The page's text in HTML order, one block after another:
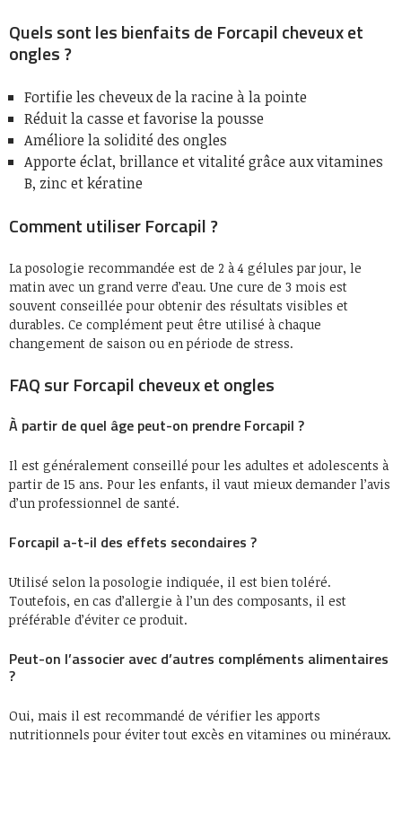
Quels sont les bienfaits de Forcapil cheveux et
ongles ?
Fortifie les cheveux de la racine à la pointe
Réduit la casse et favorise la pousse
Améliore la solidité des ongles
Apporte éclat, brillance et vitalité grâce aux vitamines
B, zinc et kératine
Comment utiliser Forcapil ?
La posologie recommandée est de 2 à 4 gélules par jour, le
matin avec un grand verre d’eau. Une cure de 3 mois est
souvent conseillée pour obtenir des résultats visibles et
durables. Ce complément peut être utilisé à chaque
changement de saison ou en période de stress.
FAQ sur Forcapil cheveux et ongles
À partir de quel âge peut-on prendre Forcapil ?
Il est généralement conseillé pour les adultes et adolescents à
partir de 15 ans. Pour les enfants, il vaut mieux demander l’avis
d’un professionnel de santé.
Forcapil a-t-il des effets secondaires ?
Utilisé selon la posologie indiquée, il est bien toléré.
Toutefois, en cas d’allergie à l’un des composants, il est
préférable d’éviter ce produit.
Peut-on l’associer avec d’autres compléments alimentaires
?
Oui, mais il est recommandé de vérifier les apports
nutritionnels pour éviter tout excès en vitamines ou minéraux.